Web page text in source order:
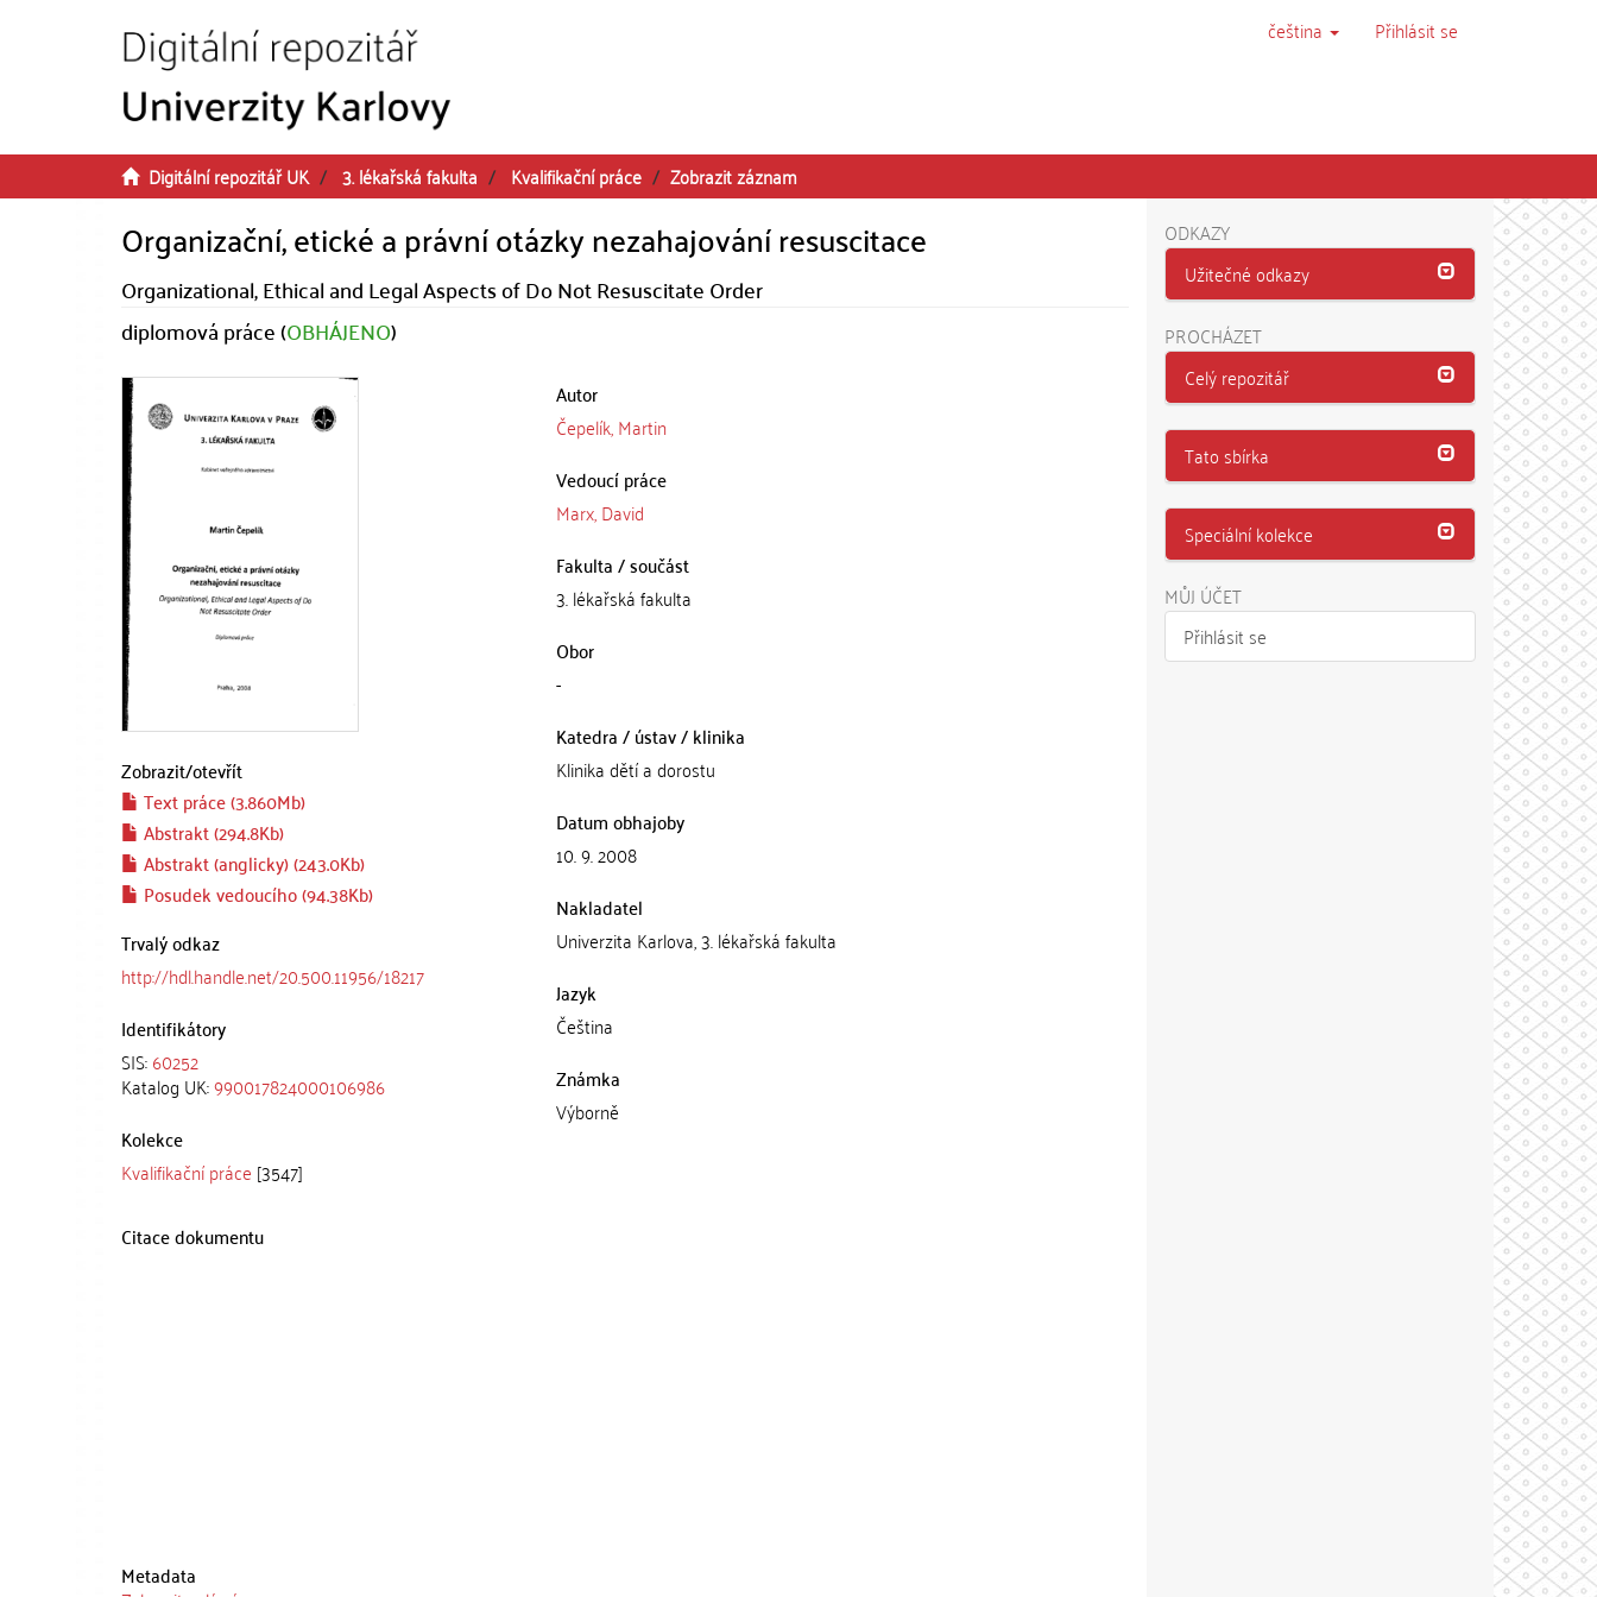
čeština Přihlásit se
Digitální repozitář UK 3. lékařská fakulta Kvalifikační práce Zobrazit záznam
Organizační, etické a právní otázky nezahajování resuscitace
Organizational, Ethical and Legal Aspects of Do Not Resuscitate Order
diplomová práce (OBHÁJENO)
Zobrazit/otevřít
Text práce (3.860Mb)
Abstrakt (294.8Kb)
Abstrakt (anglicky) (243.0Kb)
Posudek vedoucího (94.38Kb)
Trvalý odkaz
http://hdl.handle.net/20.500.11956/18217
Identifikátory
SIS:60252
Katalog UK:990017824000106986
Kolekce
Kvalifikační práce [3547]
Autor
Čepelík, Martin
Vedoucí práce
Marx, David
Fakulta / součást
3. lékařská fakulta
Obor
-
Katedra / ústav / klinika
Klinika dětí a dorostu
Datum obhajoby
10. 9. 2008
Nakladatel
Univerzita Karlova, 3. lékařská fakulta
Jazyk
Čeština
Známka
Výborně
Citace dokumentu
Metadata
ODKAZY
Užitečné odkazy
PROCHÁZET
Celý repozitář
Tato sbírka
Speciální kolekce
MŮJ ÚČET
Přihlásit se